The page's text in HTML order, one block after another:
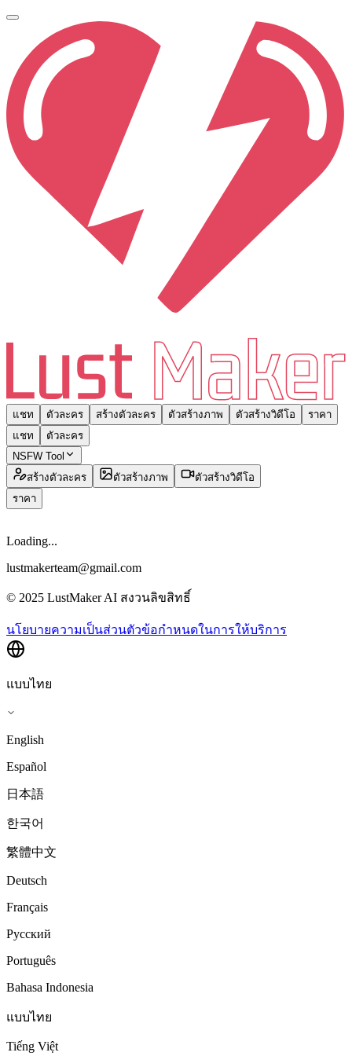
แชท ตัวละคร สร้างตัวละคร ตัวสร้างภาพ ตัวสร้างวิดีโอ
ราคา
แชท
ตัวละคร
NSFW Tool
สร้างตัวละคร
ตัวสร้างภาพ
ตัวสร้างวิดีโอ
ราคา
Loading...
lustmakerteam@gmail.com
© 2025 LustMaker AI สงวนลิขสิทธิ์
นโยบายความเป็นส่วนตัวข้อกำหนดในการให้บริการ
แบบไทย
English
Español
日本語
한국어
繁體中文
Deutsch
Français
Русский
Português
Bahasa Indonesia
แบบไทย
Tiếng Việt